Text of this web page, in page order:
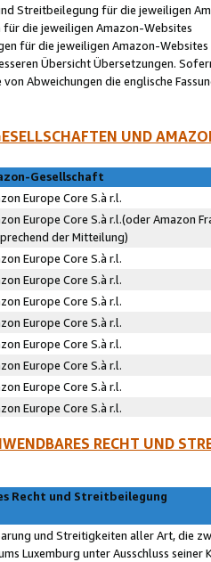
Streitbeilegung für die jeweiligen
die jeweiligen Amazon-Websites
für die jeweiligen Amazon-Websites
Übersicht Übersetzungen.
Abweichungen die englische
UND
Gesellschaft
Europe Core S.à r.l.
Europe Core S.à r.l.(oder Amazon
der Mitteilung)
Europe Core S.à r.l.
Europe Core S.à r.l.
Europe Core S.à r.l.
Europe Core S.à r.l.
Europe Core S.à r.l.
Europe Core S.à r.l.
Europe Core S.à r.l.
Europe Core S.à r.l.
RECHT UND
Recht und Streitbeilegung
und Streitigkeiten aller Art, die
Luxemburg unter Ausschluss